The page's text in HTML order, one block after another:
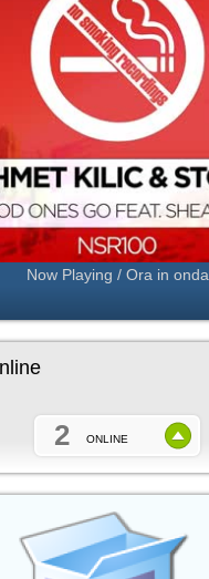
Now Playing / Ora in onda
2 ONLINE